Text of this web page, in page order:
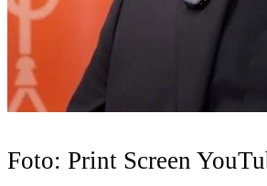
Foto: Print Screen